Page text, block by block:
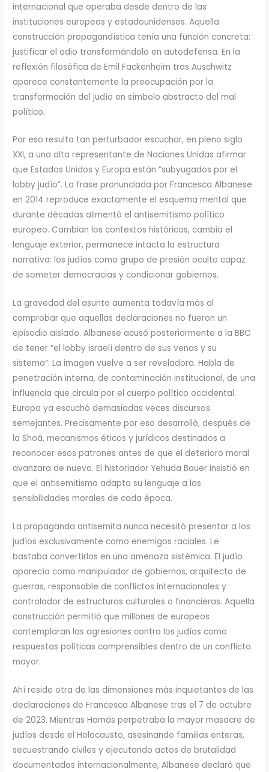
internacional que operaba desde dentro de las
instituciones europeas y estadounidenses. Aquella
construcción propagandística tenía una función concreta:
justificar el odio transformándolo en autodefensa. En la
reflexión filosófica de Emil Fackenheim tras Auschwitz
aparece constantemente la preocupación por la
transformación del judío en símbolo abstracto del mal
político.
Por eso resulta tan perturbador escuchar, en pleno siglo
XXI, a una alta representante de Naciones Unidas afirmar
que Estados Unidos y Europa están “subyugados por el
lobby judío”. La frase pronunciada por Francesca Albanese
en 2014 reproduce exactamente el esquema mental que
durante décadas alimentó el antisemitismo político
europeo. Cambian los contextos históricos, cambia el
lenguaje exterior, permanece intacta la estructura
narrativa: los judíos como grupo de presión oculto capaz
de someter democracias y condicionar gobiernos.
La gravedad del asunto aumenta todavía más al
comprobar que aquellas declaraciones no fueron un
episodio aislado. Albanese acusó posteriormente a la BBC
de tener “el lobby israelí dentro de sus venas y su
sistema”. La imagen vuelve a ser reveladora. Habla de
penetración interna, de contaminación institucional, de una
influencia que circula por el cuerpo político occidental.
Europa ya escuchó demasiadas veces discursos
semejantes. Precisamente por eso desarrolló, después de
la Shoá, mecanismos éticos y jurídicos destinados a
reconocer esos patrones antes de que el deterioro moral
avanzara de nuevo. El historiador Yehuda Bauer insistió en
que el antisemitismo adapta su lenguaje a las
sensibilidades morales de cada época.
La propaganda antisemita nunca necesitó presentar a los
judíos exclusivamente como enemigos raciales. Le
bastaba convertirlos en una amenaza sistémica. El judío
aparecía como manipulador de gobiernos, arquitecto de
guerras, responsable de conflictos internacionales y
controlador de estructuras culturales o financieras. Aquella
construcción permitió que millones de europeos
contemplaran las agresiones contra los judíos como
respuestas políticas comprensibles dentro de un conflicto
mayor.
Ahí reside otra de las dimensiones más inquietantes de las
declaraciones de Francesca Albanese tras el 7 de octubre
de 2023. Mientras Hamás perpetraba la mayor masacre de
judíos desde el Holocausto, asesinando familias enteras,
secuestrando civiles y ejecutando actos de brutalidad
documentados internacionalmente, Albanese declaró que